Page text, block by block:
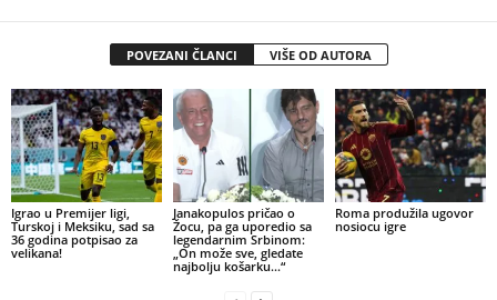
POVEZANI ČLANCI VIŠE OD AUTORA
Igrao u Premijer ligi,
Turskoj i Meksiku, sad sa
36 godina potpisao za
velikana!
Janakopulos pričao o
Žocu, pa ga uporedio sa
legendarnim Srbinom:
„On može sve, gledate
najbolju košarku…“
Roma produžila ugovor
nosiocu igre